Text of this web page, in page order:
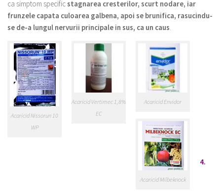
ca simptom specificstagnarea cresterilor, scurt nodare, iar
frunzele capata culoarea galbena, apoi se brunifica, rasucindu-
se de-a lungul nervurii principale in sus, ca un caus.
Acaricid Nissorun 10
WP
Acaricid Vertimec 1,8%
EC
Acaricid Envidor
Acaricid Milbeknock
4.